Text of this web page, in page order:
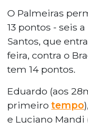
O Palmeiras
13 pontos - seis
Santos, que
feira, contra o
tem 14 pontos.
Eduardo (aos
primeiro tempo
e Luciano Mandi